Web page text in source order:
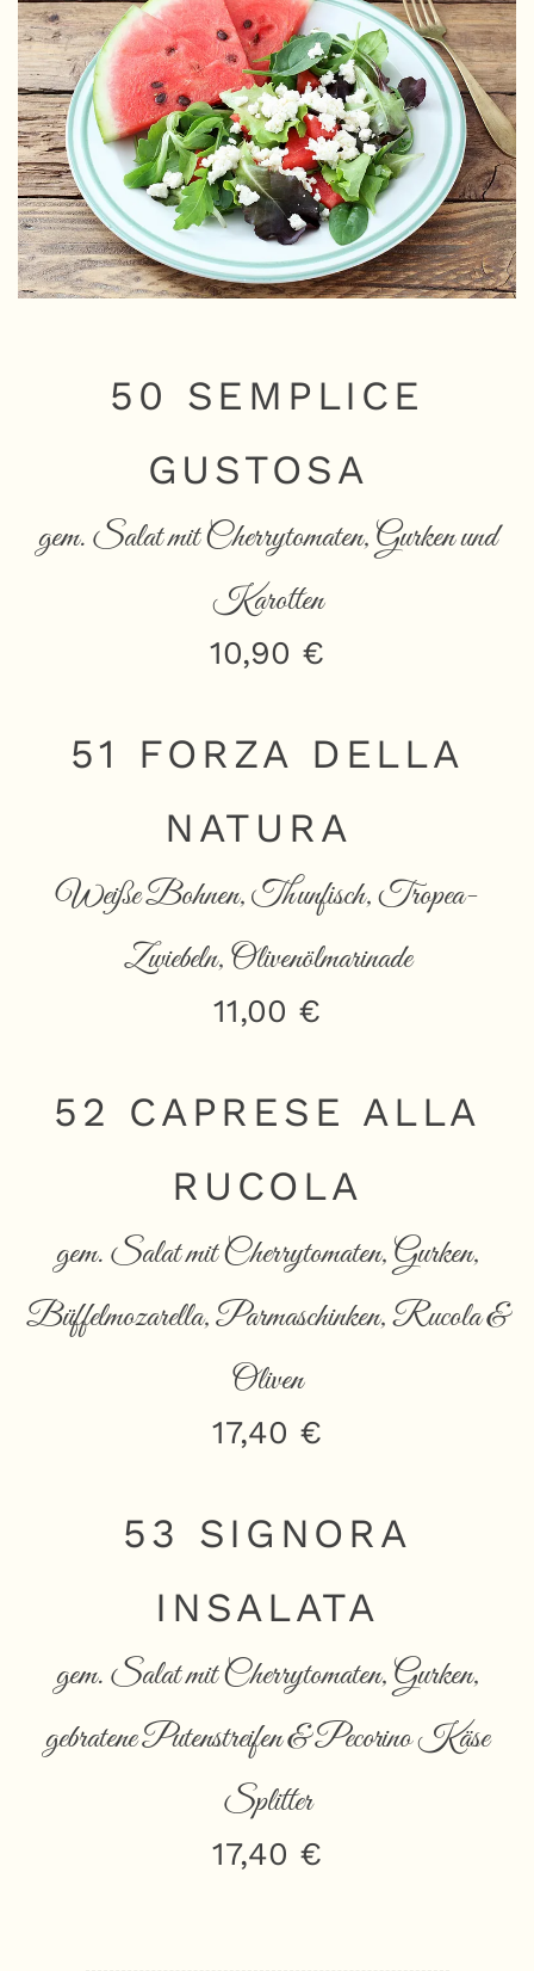
50 SEMPLICE
GUSTOSA
gem. Salat mit Cherrytomaten, Gurken und
Karotten
10,90 €
51 FORZA DELLA
NATURA
Weiße Bohnen, Thunfisch, Tropea-
Zwiebeln, Olivenölmarinade
11,00 €
52 CAPRESE ALLA
RUCOLA
gem. Salat mit Cherrytomaten, Gurken,
Büffelmozarella, Parmaschinken, Rucola &
Oliven
17,40 €
53 SIGNORA
INSALATA
gem. Salat mit Cherrytomaten, Gurken,
gebratene Putenstreifen & Pecorino Käse
Splitter
17,40 €